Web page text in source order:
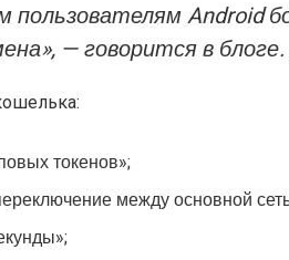
пользователям Android
— говорится в блоге.
токенов»;
между основной